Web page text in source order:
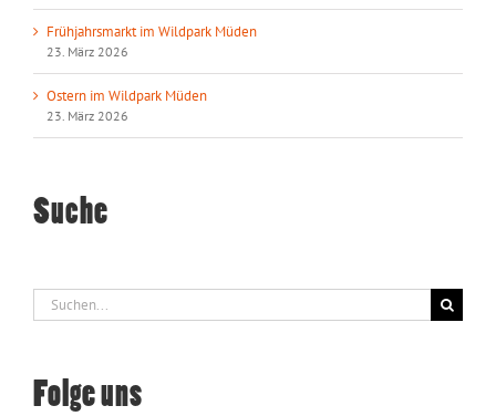
Frühjahrsmarkt im Wildpark Müden
23. März 2026
Ostern im Wildpark Müden
23. März 2026
Suche
Suche
nach:
Folge uns